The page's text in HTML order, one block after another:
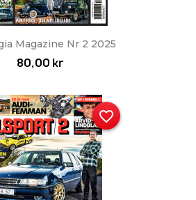
Magazine Nr 2 2025
80,00 kr
favorite_border